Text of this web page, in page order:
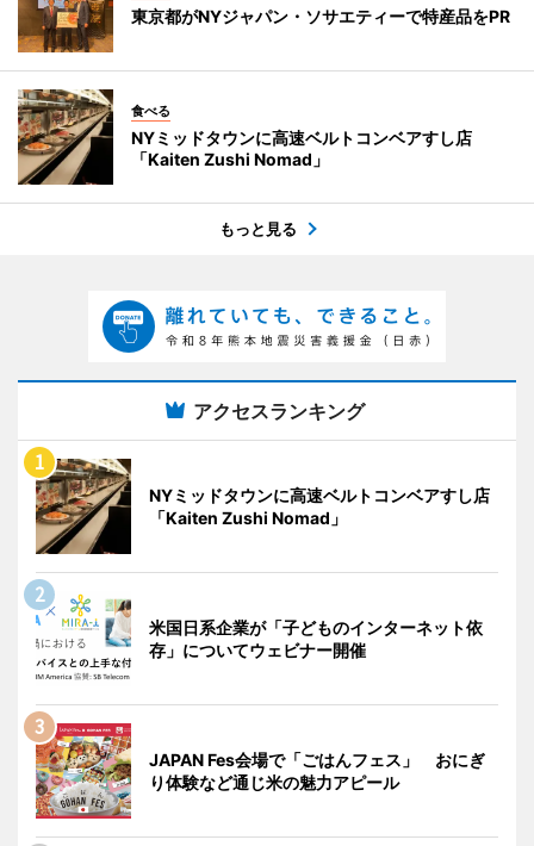
東京都がNYジャパン・ソサエティーで特産品をPR
食べる
NYミッドタウンに高速ベルトコンベアすし店
「Kaiten Zushi Nomad」
もっと見る
アクセスランキング
NYミッドタウンに高速ベルトコンベアすし店
「Kaiten Zushi Nomad」
米国日系企業が「子どものインターネット依
存」についてウェビナー開催
JAPAN Fes会場で「ごはんフェス」 おにぎ
り体験など通じ米の魅力アピール